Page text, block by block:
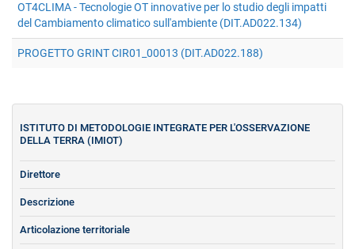
OT4CLIMA - Tecnologie OT innovative per lo studio degli impatti
del Cambiamento climatico sull'ambiente (DIT.AD022.134)
PROGETTO GRINT CIR01_00013 (DIT.AD022.188)
ISTITUTO DI METODOLOGIE INTEGRATE PER L'OSSERVAZIONE
DELLA TERRA (IMIOT)
Direttore
Descrizione
Articolazione territoriale